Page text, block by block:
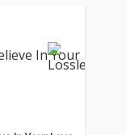
ーションが遂
SAMI-T from
CROWN が制
無二の歌声が